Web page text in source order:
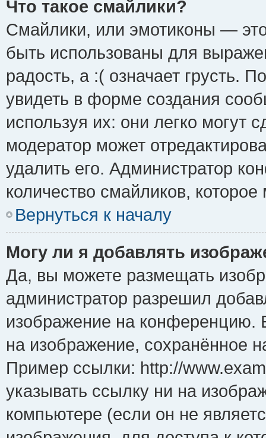
Что такое смайлики?
Смайлики, или эмотиконы —
быть использованы для
радость, а :( означает грусть.
увидеть в форме создания
используя их: они легко могут
модератор может
удалить его. Администратор
количество смайликов,
Вернуться к началу
Могу ли я добавлять
Да, вы можете размещать
администратор разрешил
изображение на конференцию.
на изображение, сохранённое
Пример ссылки: http://
указывать ссылку ни на
компьютере (если он не